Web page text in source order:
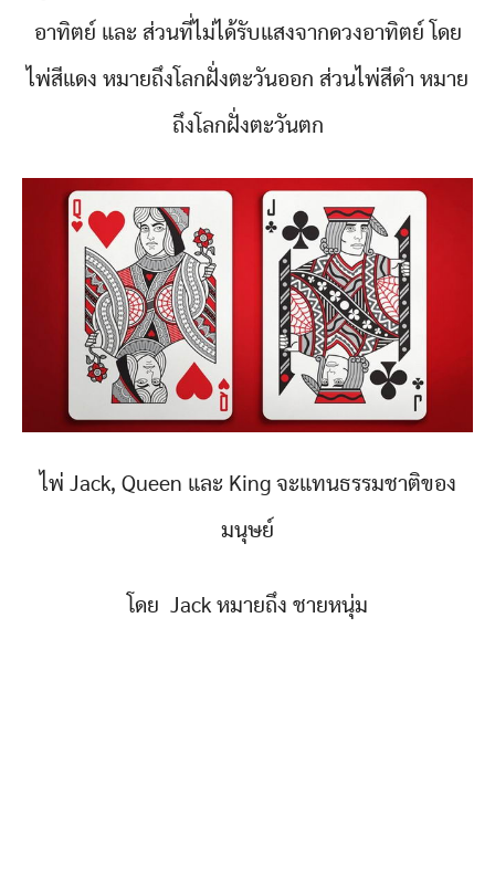
อาทิตย์ และ ส่วนที่ไม่ได้รับแสงจากดวงอาทิตย์ โดย
ไพ่สีแดง หมายถึงโลกฝั่งตะวันออก ส่วนไพ่สีดำ หมาย
ถึงโลกฝั่งตะวันตก
ไพ่ Jack, Queen และ King จะแทนธรรมชาติของ
มนุษย์
โดย Jack หมายถึง ชายหนุ่ม